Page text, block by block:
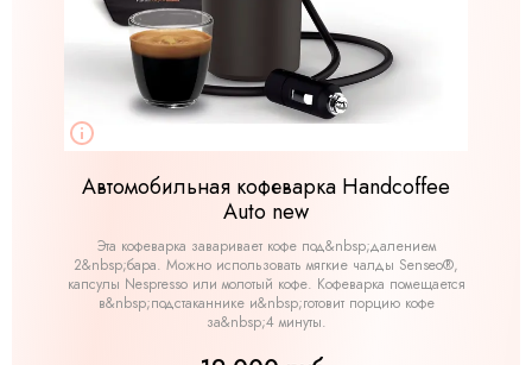
Автомобильная кофеварка Handcoffee
Auto new
Эта кофеварка заваривает кофе под&nbsp;далением
2&nbsp;бара. Можно использовать мягкие чалды Senseo®,
капсулы Nespresso или молотый кофе. Кофеварка помещается
в&nbsp;подстаканнике и&nbsp;готовит порцию кофе
за&nbsp;4 минуты.